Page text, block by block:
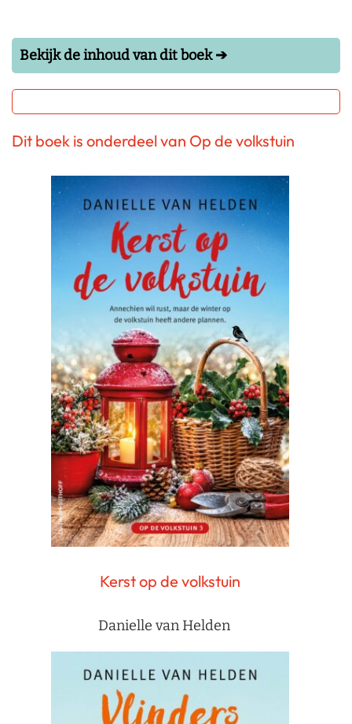
Bekijk de inhoud van dit boek ➔
Dit boek is onderdeel van Op de volkstuin
Kerst op de volkstuin
Danielle van Helden